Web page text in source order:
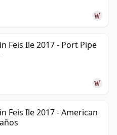
Feis Ile 2017 - Port Pipe
Feis Ile 2017 - American